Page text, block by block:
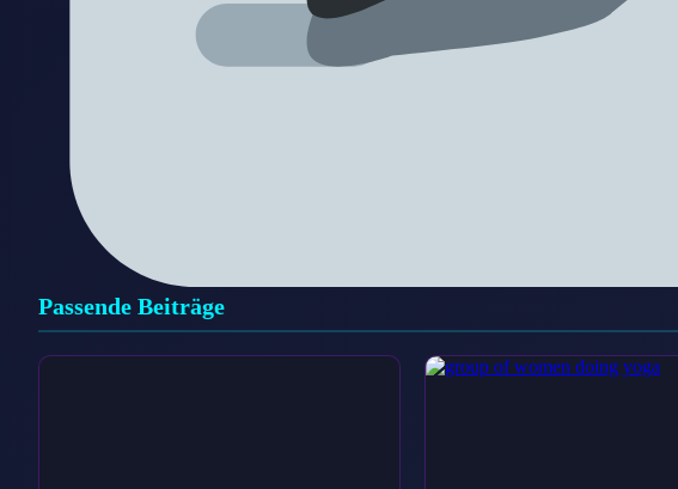
Passende Beiträge